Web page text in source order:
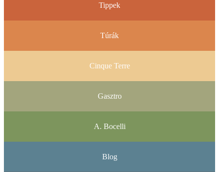
Tippek
Túrák
Cinque Terre
Gasztro
A. Bocelli
Blog